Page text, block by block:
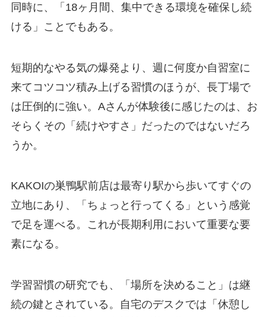
同時に、「18ヶ月間、集中できる環境を確保し続
ける」ことでもある。
短期的なやる気の爆発より、週に何度か自習室に
来てコツコツ積み上げる習慣のほうが、長丁場で
は圧倒的に強い。Aさんが体験後に感じたのは、お
そらくその「続けやすさ」だったのではないだろ
うか。
KAKOIの巣鴨駅前店は最寄り駅から歩いてすぐの
立地にあり、「ちょっと行ってくる」という感覚
で足を運べる。これが長期利用において重要な要
素になる。
学習習慣の研究でも、「場所を決めること」は継
続の鍵とされている。自宅のデスクでは「休憩し